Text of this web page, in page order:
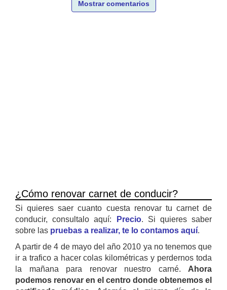
Mostrar comentarios
¿Cómo renovar carnet de conducir?
Si quieres saer cuanto cuesta renovar tu carnet de
conducir, consultalo aquí:
Precio. Si quieres saber
sobre las pruebas a realizar, te lo contamos aquí.
A partir de 4 de mayo del año 2010 ya no tenemos que
ir a trafico a hacer colas kilométricas y perdernos toda
la mañana para renovar nuestro carné. Ahora
podemos renovar en el centro donde obtenemos el